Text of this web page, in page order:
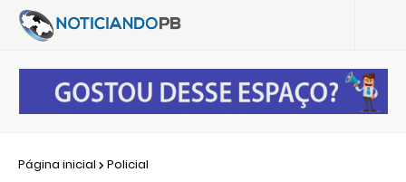
Página inicial Policial